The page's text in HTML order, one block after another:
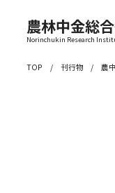
農林中金総
Norinchukin Research
TOP 刊行物 農